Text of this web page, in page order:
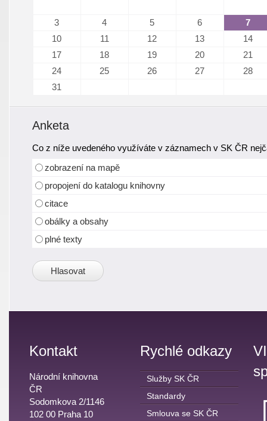
3 4 5 6
7
10
11 12 13
14
17
18 19 20
21
24
25 26 27
28
31
Anketa
Co z níže uvedeného využíváte v záznamech v SK ČR
zobrazení na mapě
propojení do katalogu knihovny
citace
obálky a obsahy
plné texty
Kontakt
Národní knihovna
ČR
Sodomkova 2/1146
102 00 Praha 10
Rychlé odkazy
Služby SK ČR
Standardy
Smlouva se SK ČR